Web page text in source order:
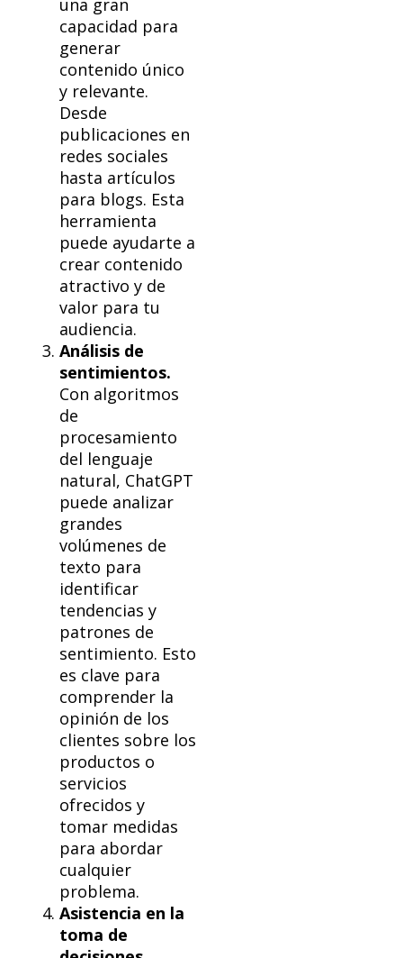
una gran
capacidad para
generar
contenido único
y relevante.
Desde
publicaciones en
redes sociales
hasta artículos
para blogs. Esta
herramienta
puede ayudarte a
crear contenido
atractivo y de
valor para tu
audiencia.
Análisis de
sentimientos.
Con algoritmos
de
procesamiento
del lenguaje
natural, ChatGPT
puede analizar
grandes
volúmenes de
texto para
identificar
tendencias y
patrones de
sentimiento. Esto
es clave para
comprender la
opinión de los
clientes sobre los
productos o
servicios
ofrecidos y
tomar medidas
para abordar
cualquier
problema.
Asistencia en la
toma de